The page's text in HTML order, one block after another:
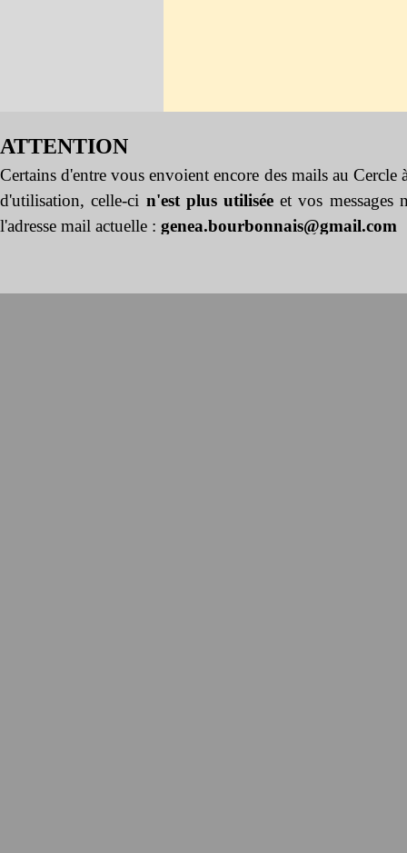
ATTENTION
Certains d'entre vous envoient encore des mails au Cercle
d'utilisation, celle-ci n'est plus utilisée et vos messages
l'adresse mail actuelle : genea.bourbonnais@gmail.com